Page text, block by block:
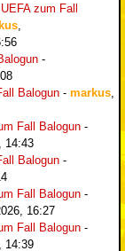
zum Fall
-
Balogun - markus
Fall Balogun -
14:43
Balogun -
Fall Balogun -
16:27
Fall Balogun -
14:39